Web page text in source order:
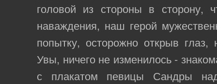
головой из стороны в сторону,
наваждения, наш герой
попытку, осторожно открыв
Увы, ничего не изменилось -
с плакатом певицы Сандры